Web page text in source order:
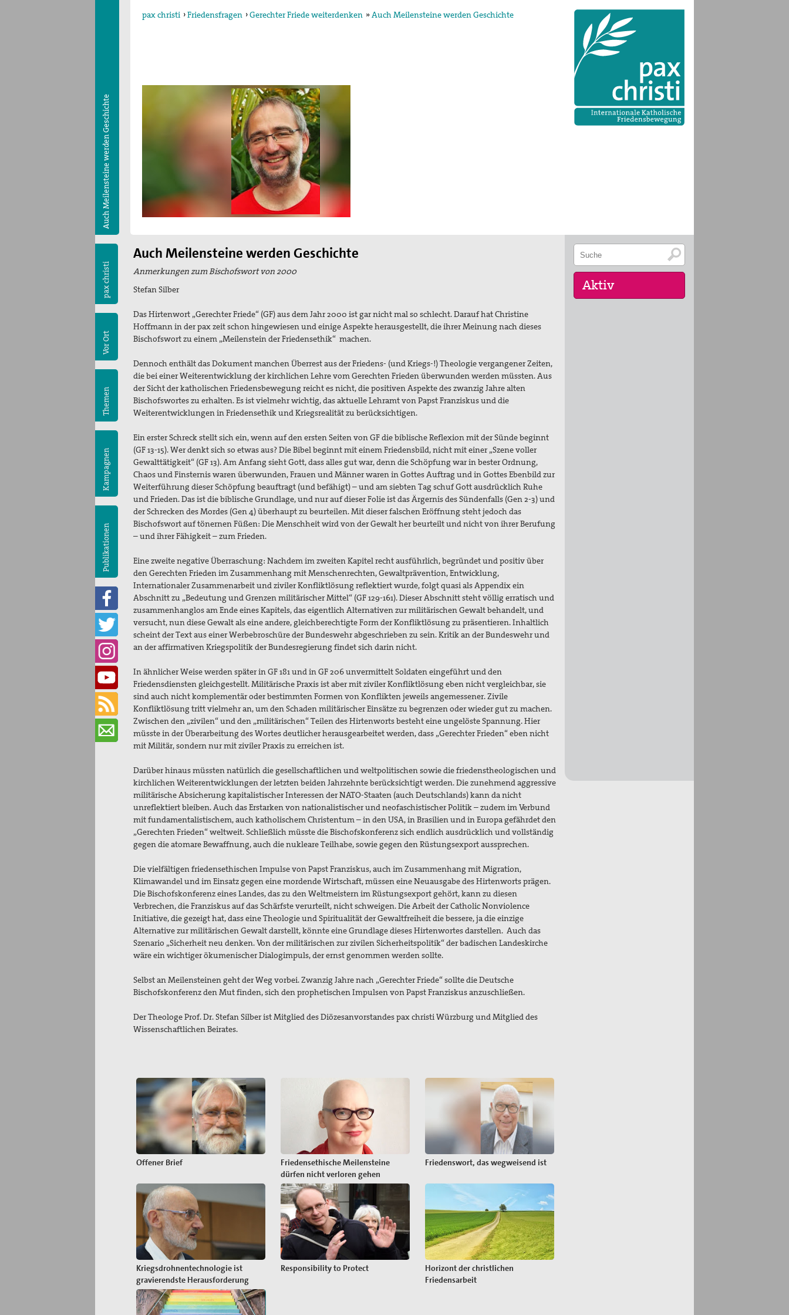
pax christi ›Friedensfragen ›Gerechter Friede weiterdenken »Auch Meilensteine werden Geschichte
Auch Meilensteine werden Geschichte
pax christi
Vor Ort
Themen
Kampagnen
Publikationen
Auch Meilensteine werden Geschichte
Anmerkungen zum Bischofswort von 2000
Stefan Silber
Das Hirtenwort „Gerechter Friede“ (GF) aus dem Jahr 2000 ist gar nicht mal so schlecht. Darauf hat Christine
Hoffmann in der pax zeit schon hingewiesen und einige Aspekte herausgestellt, die ihrer Meinung nach dieses
Bischofswort zu einem „Meilenstein der Friedensethik“ machen.
Dennoch enthält das Dokument manchen Überrest aus der Friedens- (und Kriegs-!) Theologie vergangener Zeiten,
die bei einer Weiterentwicklung der kirchlichen Lehre vom Gerechten Frieden überwunden werden müssten. Aus
der Sicht der katholischen Friedensbewegung reicht es nicht, die positiven Aspekte des zwanzig Jahre alten
Bischofswortes zu erhalten. Es ist vielmehr wichtig, das aktuelle Lehramt von Papst Franziskus und die
Weiterentwicklungen in Friedensethik und Kriegsrealität zu berücksichtigen.
Ein erster Schreck stellt sich ein, wenn auf den ersten Seiten von GF die biblische Reflexion mit der Sünde beginnt
(GF 13-15). Wer denkt sich so etwas aus? Die Bibel beginnt mit einem Friedensbild, nicht mit einer „Szene voller
Gewalttätigkeit“ (GF 13). Am Anfang sieht Gott, dass alles gut war, denn die Schöpfung war in bester Ordnung,
Chaos und Finsternis waren überwunden, Frauen und Männer waren in Gottes Auftrag und in Gottes Ebenbild zur
Weiterführung dieser Schöpfung beauftragt (und befähigt) – und am siebten Tag schuf Gott ausdrücklich Ruhe
und Frieden. Das ist die biblische Grundlage, und nur auf dieser Folie ist das Ärgernis des Sündenfalls (Gen 2-3) und
der Schrecken des Mordes (Gen 4) überhaupt zu beurteilen. Mit dieser falschen Eröffnung steht jedoch das
Bischofswort auf tönernen Füßen: Die Menschheit wird von der Gewalt her beurteilt und nicht von ihrer Berufung
– und ihrer Fähigkeit – zum Frieden.
Eine zweite negative Überraschung: Nachdem im zweiten Kapitel recht ausführlich, begründet und positiv über
den Gerechten Frieden im Zusammenhang mit Menschenrechten, Gewaltprävention, Entwicklung,
Internationaler Zusammenarbeit und ziviler Konfliktlösung reflektiert wurde, folgt quasi als Appendix ein
Abschnitt zu „Bedeutung und Grenzen militärischer Mittel“ (GF 129-161). Dieser Abschnitt steht völlig erratisch und
zusammenhanglos am Ende eines Kapitels, das eigentlich Alternativen zur militärischen Gewalt behandelt, und
versucht, nun diese Gewalt als eine andere, gleichberechtigte Form der Konfliktlösung zu präsentieren. Inhaltlich
scheint der Text aus einer Werbebroschüre der Bundeswehr abgeschrieben zu sein. Kritik an der Bundeswehr und
an der affirmativen Kriegspolitik der Bundesregierung findet sich darin nicht.
In ähnlicher Weise werden später in GF 181 und in GF 206 unvermittelt Soldaten eingeführt und den
Friedensdiensten gleichgestellt. Militärische Praxis ist aber mit ziviler Konfliktlösung eben nicht vergleichbar, sie
sind auch nicht komplementär oder bestimmten Formen von Konflikten jeweils angemessener. Zivile
Konfliktlösung tritt vielmehr an, um den Schaden militärischer Einsätze zu begrenzen oder wieder gut zu machen.
Zwischen den „zivilen“ und den „militärischen“ Teilen des Hirtenworts besteht eine ungelöste Spannung. Hier
müsste in der Überarbeitung des Wortes deutlicher herausgearbeitet werden, dass „Gerechter Frieden“ eben nicht
mit Militär, sondern nur mit ziviler Praxis zu erreichen ist.
Darüber hinaus müssten natürlich die gesellschaftlichen und weltpolitischen sowie die friedenstheologischen und
kirchlichen Weiterentwicklungen der letzten beiden Jahrzehnte berücksichtigt werden. Die zunehmend aggressive
militärische Absicherung kapitalistischer Interessen der NATO-Staaten (auch Deutschlands) kann da nicht
unreflektiert bleiben. Auch das Erstarken von nationalistischer und neofaschistischer Politik – zudem im Verbund
mit fundamentalistischem, auch katholischem Christentum – in den USA, in Brasilien und in Europa gefährdet den
„Gerechten Frieden“ weltweit. Schließlich müsste die Bischofskonferenz sich endlich ausdrücklich und vollständig
gegen die atomare Bewaffnung, auch die nukleare Teilhabe, sowie gegen den Rüstungsexport aussprechen.
Die vielfältigen friedensethischen Impulse von Papst Franziskus, auch im Zusammenhang mit Migration,
Klimawandel und im Einsatz gegen eine mordende Wirtschaft, müssen eine Neuausgabe des Hirtenworts prägen.
Die Bischofskonferenz eines Landes, das zu den Weltmeistern im Rüstungsexport gehört, kann zu diesen
Verbrechen, die Franziskus auf das Schärfste verurteilt, nicht schweigen. Die Arbeit der Catholic Nonviolence
Initiative, die gezeigt hat, dass eine Theologie und Spiritualität der Gewaltfreiheit die bessere, ja die einzige
Alternative zur militärischen Gewalt darstellt, könnte eine Grundlage dieses Hirtenwortes darstellen. Auch das
Szenario „Sicherheit neu denken. Von der militärischen zur zivilen Sicherheitspolitik“ der badischen Landeskirche
wäre ein wichtiger ökumenischer Dialogimpuls, der ernst genommen werden sollte.
Selbst an Meilensteinen geht der Weg vorbei. Zwanzig Jahre nach „Gerechter Friede“ sollte die Deutsche
Bischofskonferenz den Mut finden, sich den prophetischen Impulsen von Papst Franziskus anzuschließen.
Der Theologe Prof. Dr. Stefan Silber ist Mitglied des Diözesanvorstandes pax christi Würzburg und Mitglied des
Wissenschaftlichen Beirates.
Offener Brief
Friedensethische Meilensteine
dürfen nicht verloren gehen
Friedenswort, das wegweisend ist
Kriegsdrohnentechnologie ist
gravierendste Herausforderung
Responsibility to Protect
Horizont der christlichen
Friedensarbeit